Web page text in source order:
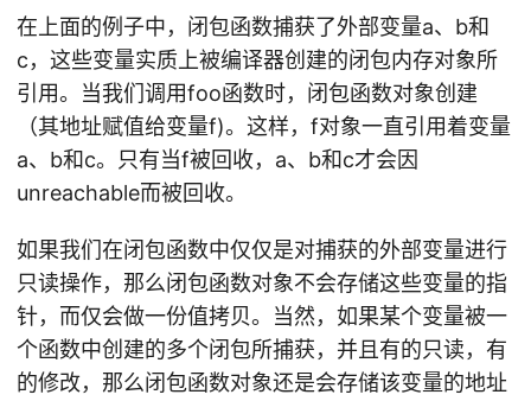
在上面的例子中，闭包函数捕获了外部变量a、b和
c，这些变量实质上被编译器创建的闭包内存对象所
引用。当我们调用foo函数时，闭包函数对象创建
（其地址赋值给变量f)。这样，f对象一直引用着变量
a、b和c。只有当f被回收，a、b和c才会因
unreachable而被回收。
如果我们在闭包函数中仅仅是对捕获的外部变量进行
只读操作，那么闭包函数对象不会存储这些变量的指
针，而仅会做一份值拷贝。当然，如果某个变量被一
个函数中创建的多个闭包所捕获，并且有的只读，有
的修改，那么闭包函数对象还是会存储该变量的地址